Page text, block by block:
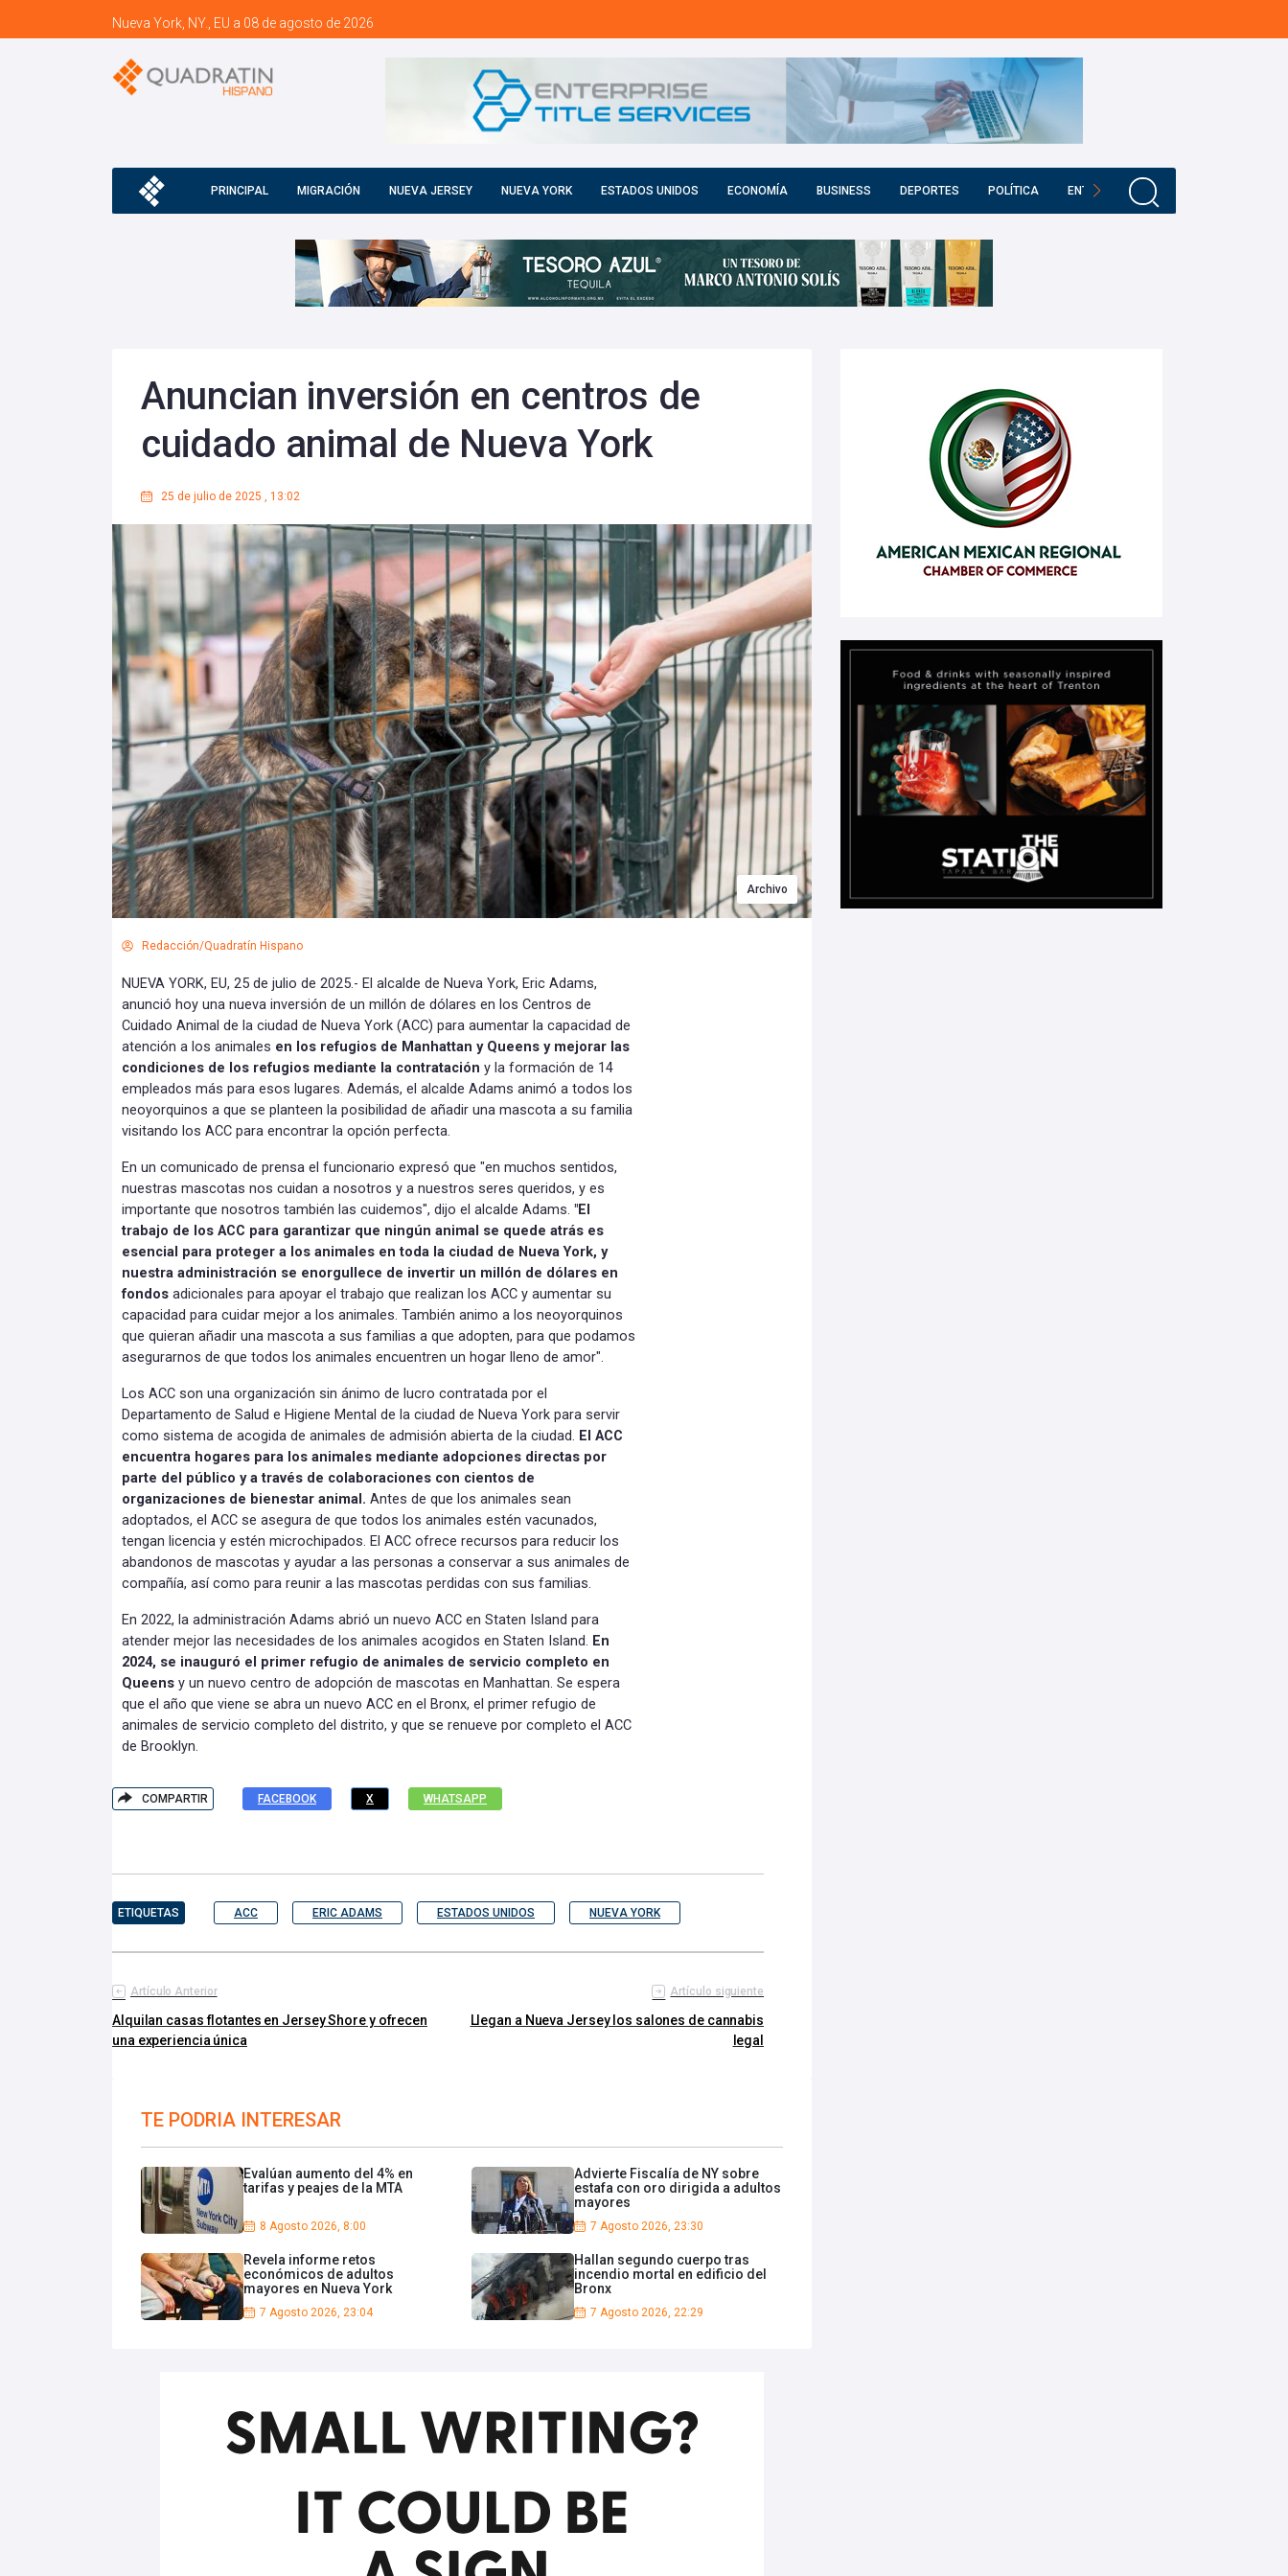
Nueva York, NY., EU a 08 de agosto de 2026
PRINCIPAL MIGRACIÓN NUEVA JERSEY NUEVA YORK ESTADOS UNIDOS ECONOMÍA BUSINESS DEPORTES POLÍTICA ENTRETENIMIENTO
Anuncian inversión en centros de
cuidado animal de Nueva York
25 de julio de 2025 , 13:02
Archivo
Redacción/Quadratín Hispano
NUEVA YORK, EU, 25 de julio de 2025.- El alcalde de Nueva York, Eric Adams,
anunció hoy una nueva inversión de un millón de dólares en los Centros de
Cuidado Animal de la ciudad de Nueva York (ACC) para aumentar la capacidad de
atención a los animales en los refugios de Manhattan y Queens y mejorar las
condiciones de los refugios mediante la contratación y la formación de 14
empleados más para esos lugares. Además, el alcalde Adams animó a todos los
neoyorquinos a que se planteen la posibilidad de añadir una mascota a su familia
visitando los ACC para encontrar la opción perfecta.
En un comunicado de prensa el funcionario expresó que "en muchos sentidos,
nuestras mascotas nos cuidan a nosotros y a nuestros seres queridos, y es
importante que nosotros también las cuidemos", dijo el alcalde Adams. "El
trabajo de los ACC para garantizar que ningún animal se quede atrás es
esencial para proteger a los animales en toda la ciudad de Nueva York, y
nuestra administración se enorgullece de invertir un millón de dólares en
fondos adicionales para apoyar el trabajo que realizan los ACC y aumentar su
capacidad para cuidar mejor a los animales. También animo a los neoyorquinos
que quieran añadir una mascota a sus familias a que adopten, para que podamos
asegurarnos de que todos los animales encuentren un hogar lleno de amor".
Los ACC son una organización sin ánimo de lucro contratada por el
Departamento de Salud e Higiene Mental de la ciudad de Nueva York para servir
como sistema de acogida de animales de admisión abierta de la ciudad. El ACC
encuentra hogares para los animales mediante adopciones directas por
parte del público y a través de colaboraciones con cientos de
organizaciones de bienestar animal. Antes de que los animales sean
adoptados, el ACC se asegura de que todos los animales estén vacunados,
tengan licencia y estén microchipados. El ACC ofrece recursos para reducir los
abandonos de mascotas y ayudar a las personas a conservar a sus animales de
compañía, así como para reunir a las mascotas perdidas con sus familias.
En 2022, la administración Adams abrió un nuevo ACC en Staten Island para
atender mejor las necesidades de los animales acogidos en Staten Island. En
2024, se inauguró el primer refugio de animales de servicio completo en
Queens y un nuevo centro de adopción de mascotas en Manhattan. Se espera
que el año que viene se abra un nuevo ACC en el Bronx, el primer refugio de
animales de servicio completo del distrito, y que se renueve por completo el ACC
de Brooklyn.
COMPARTIR FACEBOOK X WHATSAPP
ETIQUETAS ACC ERIC ADAMS ESTADOS UNIDOS NUEVA YORK
Artículo Anterior
Alquilan casas flotantes en Jersey Shore y ofrecen
una experiencia única
Artículo siguiente
Llegan a Nueva Jersey los salones de cannabis
legal
TE PODRIA INTERESAR
Evalúan aumento del 4% en
tarifas y peajes de la MTA
8 Agosto 2026, 8:00
Advierte Fiscalía de NY sobre
estafa con oro dirigida a adultos
mayores
7 Agosto 2026, 23:30
Revela informe retos
económicos de adultos
mayores en Nueva York
7 Agosto 2026, 23:04
Hallan segundo cuerpo tras
incendio mortal en edificio del
Bronx
7 Agosto 2026, 22:29